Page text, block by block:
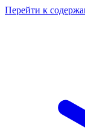
Перейти к